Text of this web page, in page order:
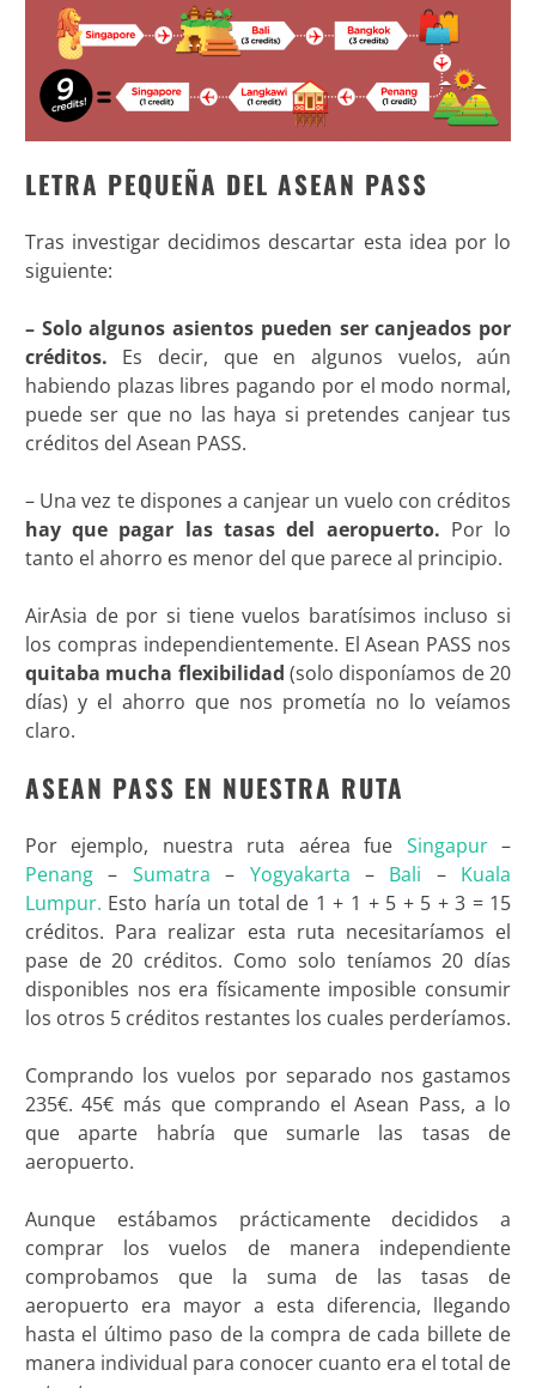
LETRA PEQUEÑA DEL ASEAN PASS
Tras investigar decidimos descartar esta idea por lo
siguiente:
– Solo algunos asientos pueden ser canjeados por
créditos. Es decir, que en algunos vuelos, aún
habiendo plazas libres pagando por el modo normal,
puede ser que no las haya si pretendes canjear tus
créditos del Asean PASS.
– Una vez te dispones a canjear un vuelo con créditos
hay que pagar las tasas del aeropuerto. Por lo
tanto el ahorro es menor del que parece al principio.
AirAsia de por si tiene vuelos baratísimos incluso si
los compras independientemente. El Asean PASS nos
quitaba mucha flexibilidad (solo disponíamos de 20
días) y el ahorro que nos prometía no lo veíamos
claro.
ASEAN PASS EN NUESTRA RUTA
Por ejemplo, nuestra ruta aérea fue Singapur–
Penang– Sumatra – Yogyakarta – Bali – Kuala
Lumpur. Esto haría un total de 1 + 1 + 5 + 5 + 3 = 15
créditos. Para realizar esta ruta necesitaríamos el
pase de 20 créditos. Como solo teníamos 20 días
disponibles nos era físicamente imposible consumir
los otros 5 créditos restantes los cuales perderíamos.
Comprando los vuelos por separado nos gastamos
235€. 45€ más que comprando el Asean Pass, a lo
que aparte habría que sumarle las tasas de
aeropuerto.
Aunque estábamos prácticamente decididos a
comprar los vuelos de manera independiente
comprobamos que la suma de las tasas de
aeropuerto era mayor a esta diferencia, llegando
hasta el último paso de la compra de cada billete de
manera individual para conocer cuanto era el total de